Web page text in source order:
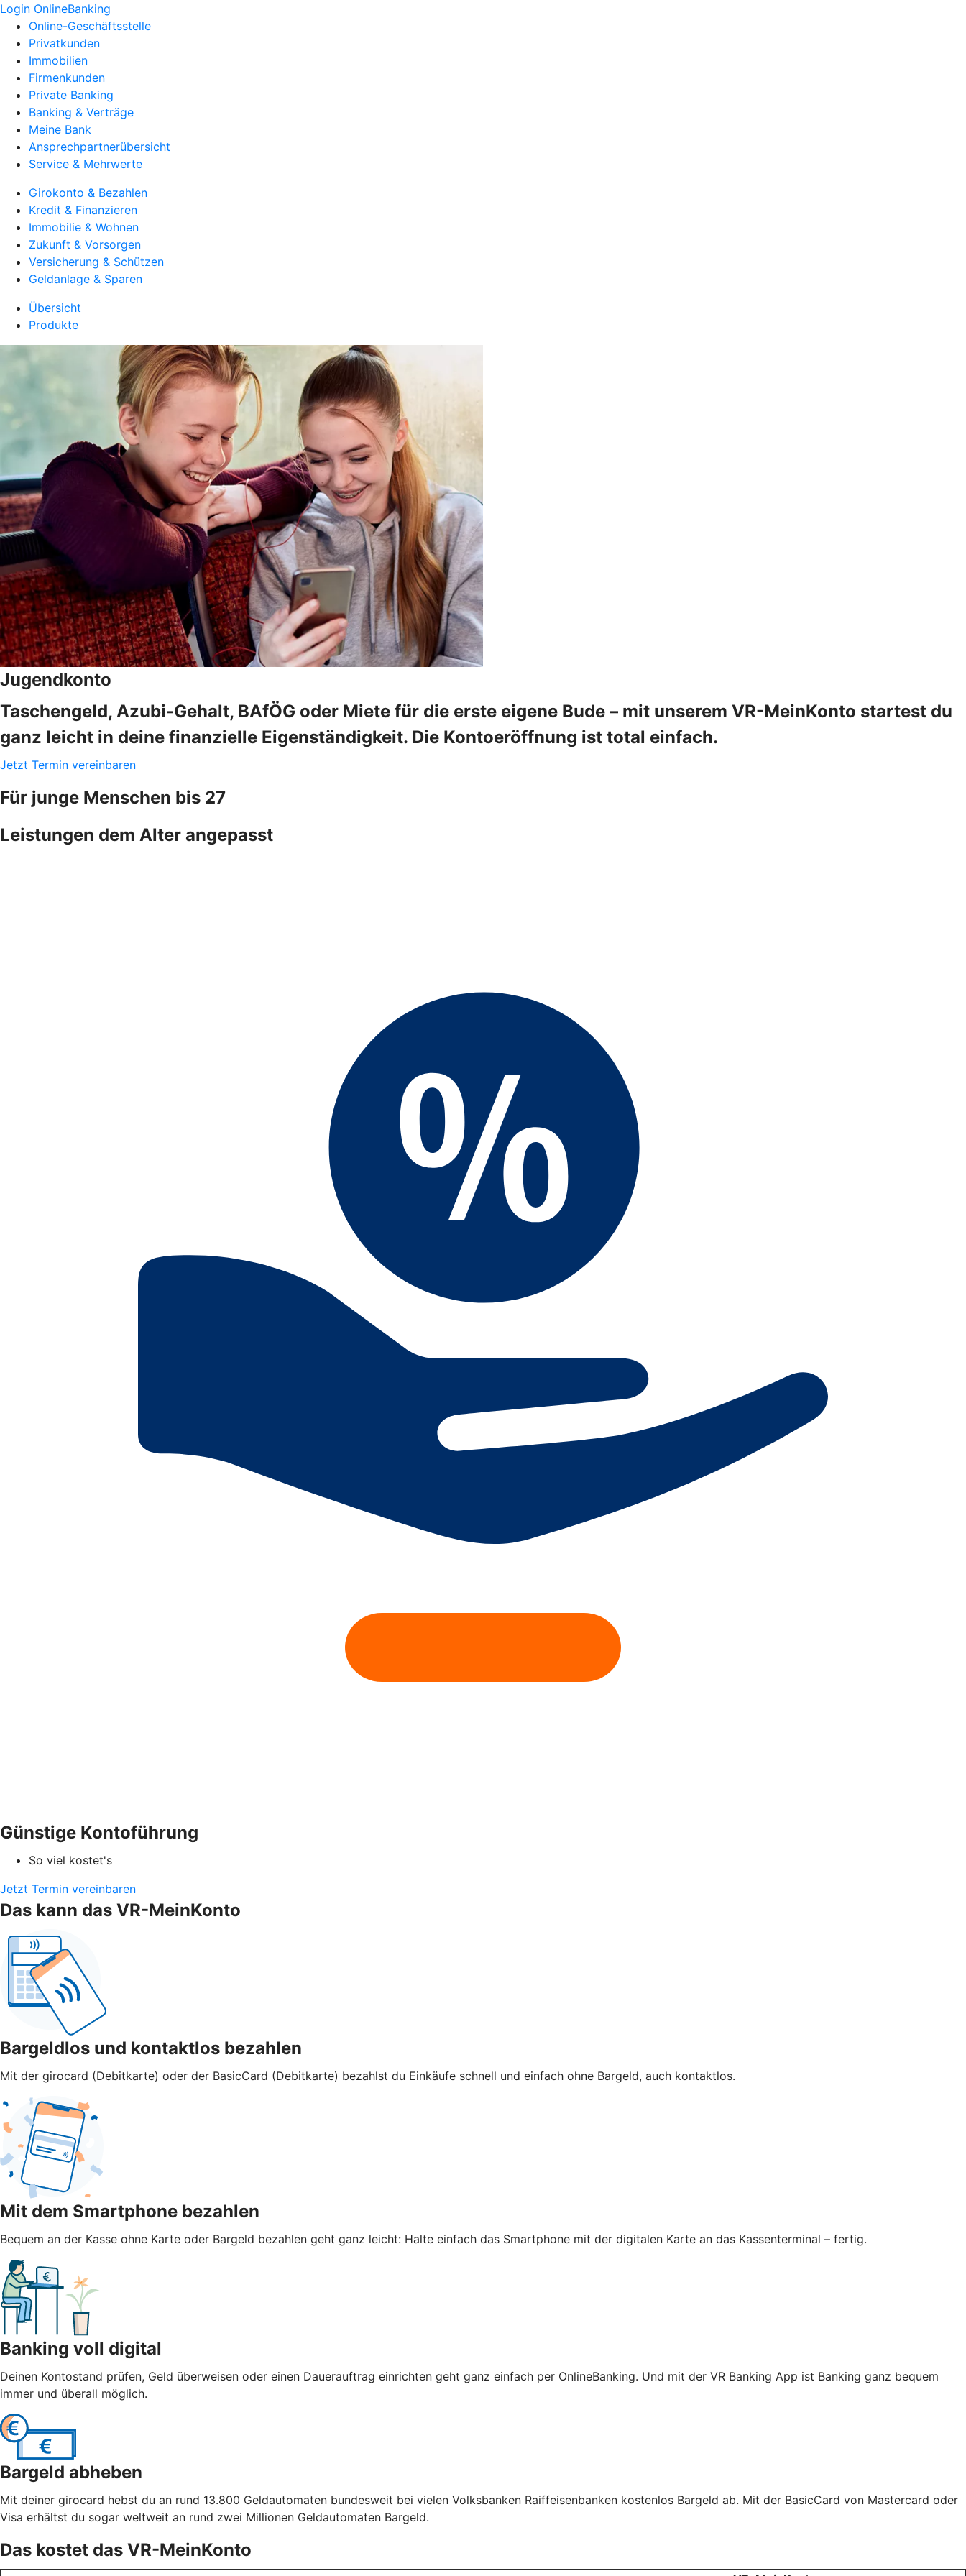
Login OnlineBanking
Online-Geschäftsstelle
Privatkunden
Immobilien
Firmenkunden
Private Banking
Banking & Verträge
Meine Bank
Ansprechpartnerübersicht
Service & Mehrwerte
Girokonto & Bezahlen
Kredit & Finanzieren
Immobilie & Wohnen
Zukunft & Vorsorgen
Versicherung & Schützen
Geldanlage & Sparen
Übersicht
Produkte
Jugendkonto
Taschengeld, Azubi-Gehalt, BAfÖG oder Miete für die erste eigene Bude – mit unserem VR-MeinKonto startest du
ganz leicht in deine finanzielle Eigenständigkeit. Die Kontoeröffnung ist total einfach.
Jetzt Termin vereinbaren
Für junge Menschen bis 27
Leistungen dem Alter angepasst
Günstige Kontoführung
So viel kostet's
Jetzt Termin vereinbaren
Das kann das VR-MeinKonto
Bargeldlos und kontaktlos bezahlen
Mit der girocard (Debitkarte) oder der BasicCard (Debitkarte) bezahlst du Einkäufe schnell und einfach ohne Bargeld, auch kontaktlos.
Mit dem Smartphone bezahlen
Bequem an der Kasse ohne Karte oder Bargeld bezahlen geht ganz leicht: Halte einfach das Smartphone mit der digitalen Karte an das Kassenterminal – fertig.
Banking voll digital
Deinen Kontostand prüfen, Geld überweisen oder einen Dauerauftrag einrichten geht ganz einfach per OnlineBanking. Und mit der VR Banking App ist Banking ganz bequem
immer und überall möglich.
Bargeld abheben
Mit deiner girocard hebst du an rund 13.800 Geldautomaten bundesweit bei vielen Volksbanken Raiffeisenbanken kostenlos Bargeld ab. Mit der BasicCard von Mastercard oder
Visa erhältst du sogar weltweit an rund zwei Millionen Geldautomaten Bargeld.
Das kostet das VR-MeinKonto